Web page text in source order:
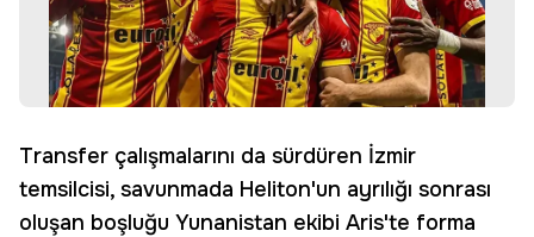
Transfer çalışmalarını da sürdüren İzmir
temsilcisi, savunmada Heliton'un ayrılığı sonrası
oluşan boşluğu Yunanistan ekibi Aris'te forma